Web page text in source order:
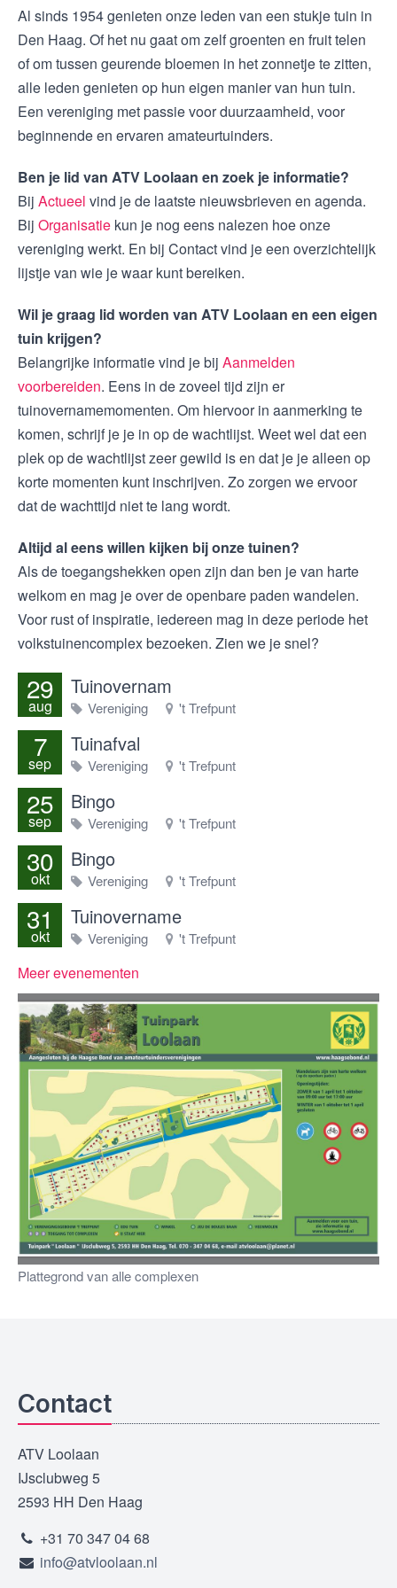
Al sinds 1954 genieten onze leden van een stukje tuin in
Den Haag. Of het nu gaat om zelf groenten en fruit telen
of om tussen geurende bloemen in het zonnetje te zitten,
alle leden genieten op hun eigen manier van hun tuin.
Een vereniging met passie voor duurzaamheid, voor
beginnende en ervaren amateurtuinders.
Ben je lid van ATV Loolaan en zoek je informatie?
Bij Actueel vind je de laatste nieuwsbrieven en agenda.
Bij Organisatie kun je nog eens nalezen hoe onze
vereniging werkt. En bij Contact vind je een overzichtelijk
lijstje van wie je waar kunt bereiken.
Wil je graag lid worden van ATV Loolaan en een eigen
tuin krijgen?
Belangrijke informatie vind je bij Aanmelden
voorbereiden. Eens in de zoveel tijd zijn er
tuinovernamemomenten. Om hiervoor in aanmerking te
komen, schrijf je je in op de wachtlijst. Weet wel dat een
plek op de wachtlijst zeer gewild is en dat je je alleen op
korte momenten kunt inschrijven. Zo zorgen we ervoor
dat de wachttijd niet te lang wordt.
Altijd al eens willen kijken bij onze tuinen?
Als de toegangshekken open zijn dan ben je van harte
welkom en mag je over de openbare paden wandelen.
Voor rust of inspiratie, iedereen mag in deze periode het
volkstuinencomplex bezoeken. Zien we je snel?
29
aug
Tuinovernam
Vereniging 't Trefpunt
7
sep
Tuinafval
Vereniging 't Trefpunt
25
sep
Bingo
Vereniging 't Trefpunt
30
okt
Bingo
Vereniging 't Trefpunt
31
okt
Tuinovername
Vereniging 't Trefpunt
Meer evenementen
Plattegrond van alle complexen
Contact
ATV Loolaan
IJsclubweg 5
2593 HH Den Haag
+31 70 347 04 68
info@atvloolaan.nl